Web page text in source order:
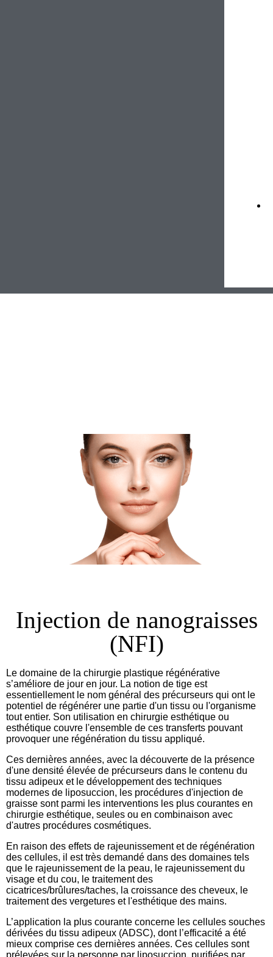
Injection de nanograisses
(NFI)
Le domaine de la chirurgie plastique régénérative
s’améliore de jour en jour. La notion de tige est
essentiellement le nom général des précurseurs qui ont le
potentiel de régénérer une partie d'un tissu ou l'organisme
tout entier. Son utilisation en chirurgie esthétique ou
esthétique couvre l'ensemble de ces transferts pouvant
provoquer une régénération du tissu appliqué.
Ces dernières années, avec la découverte de la présence
d'une densité élevée de précurseurs dans le contenu du
tissu adipeux et le développement des techniques
modernes de liposuccion, les procédures d'injection de
graisse sont parmi les interventions les plus courantes en
chirurgie esthétique, seules ou en combinaison avec
d'autres procédures cosmétiques.
En raison des effets de rajeunissement et de régénération
des cellules, il est très demandé dans des domaines tels
que le rajeunissement de la peau, le rajeunissement du
visage et du cou, le traitement des
cicatrices/brûlures/taches, la croissance des cheveux, le
traitement des vergetures et l'esthétique des mains.
L’application la plus courante concerne les cellules souches
dérivées du tissu adipeux (ADSC), dont l’efficacité a été
mieux comprise ces dernières années. Ces cellules sont
prélevées sur la personne par liposuccion, purifiées par